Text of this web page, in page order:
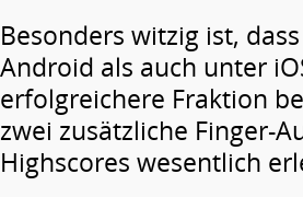
Besonders witzig ist,
Android als auch unter
erfolgreichere Fraktion
zwei zusätzliche Finger-
Highscores wesentlich